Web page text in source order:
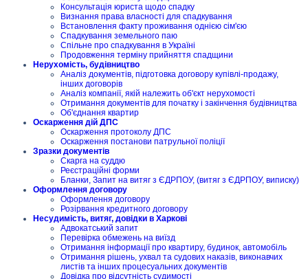
Консультація юриста щодо спадку
Визнання права власності для спадкування
Встановлення факту проживання однією сім'єю
Спадкування земельного паю
Спільне про спадкування в Україні
Продовження терміну прийняття спадщини
Нерухомість, будівництво
Аналіз документів, підготовка договору купівлі-продажу,
інших договорів
Аналіз компанії, якій належить об'єкт нерухомості
Отримання документів для початку і закінчення будівництва
Об'єднання квартир
Оскарження дій ДПС
Оскарження протоколу ДПС
Оскарження постанови патрульної поліції
Зразки документів
Скарга на суддю
Реєстраційні форми
Бланки, Запит на витяг з ЄДРПОУ, (витяг з ЄДРПОУ, виписку)
Оформлення договору
Оформлення договору
Розірвання кредитного договору
Несудимість, витяг, довідки в Харкові
Адвокатський запит
Перевірка обмежень на виїзд
Отримання інформації про квартиру, будинок, автомобіль
Отримання рішень, ухвал та судових наказів, виконавчих
листів та інших процесуальних документів
Довідка про відсутність судимості